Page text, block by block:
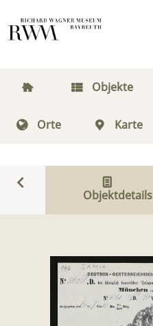
Objekte
Orte Karte
Objektdetails